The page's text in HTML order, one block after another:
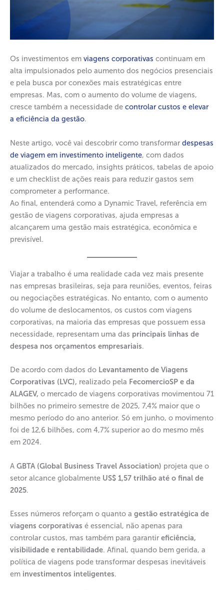
Os investimentos em viagens corporativas continuam em
alta impulsionados pelo aumento dos negócios presenciais
e pela busca por conexões mais estratégicas entre
empresas. Mas, com o aumento do volume de viagens,
cresce também a necessidade de controlar custos e elevar
a eficiência da gestão.
Neste artigo, você vai descobrir como transformar despesas
de viagem em investimento inteligente, com dados
atualizados do mercado, insights práticos, tabelas de apoio
e um checklist de ações reais para reduzir gastos sem
comprometer a performance.
Ao final, entenderá como a Dynamic Travel, referência em
gestão de viagens corporativas, ajuda empresas a
alcançarem uma gestão mais estratégica, econômica e
previsível.
Viajar a trabalho é uma realidade cada vez mais presente
nas empresas brasileiras, seja para reuniões, eventos, feiras
ou negociações estratégicas. No entanto, com o aumento
do volume de deslocamentos, os custos com viagens
corporativas, na maioria das empresas que possuem essa
necessidade, representam uma das principais linhas de
despesa nos orçamentos empresariais.
De acordo com dados do Levantamento de Viagens
Corporativas (LVC), realizado pela FecomercioSP e da
ALAGEV, o mercado de viagens corporativas movimentou 71
bilhões no primeiro semestre de 2025, 7,4% maior que o
mesmo período do ano anterior. Só em junho, o movimento
foi de 12,6 bilhões, com 4,7% superior ao do mesmo mês
em 2024.
A GBTA (Global Business Travel Association) projeta que o
setor alcance globalmente US$ 1,57 trilhão até o final de
2025.
Esses números reforçam o quanto a gestão estratégica de
viagens corporativas é essencial, não apenas para
controlar custos, mas também para garantir eficiência,
visibilidade e rentabilidade. Afinal, quando bem gerida, a
política de viagens pode transformar despesas inevitáveis
em investimentos inteligentes.